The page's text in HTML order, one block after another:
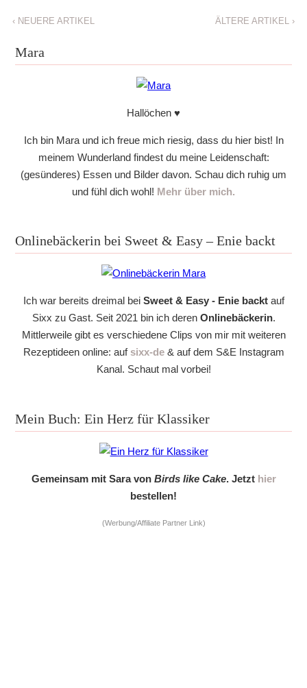
‹NEUERE ARTIKEL ÄLTERE ARTIKEL ›
Mara
Hallöchen ♥
Ich bin Mara und ich freue mich riesig, dass du hier bist! In
meinem Wunderland findest du meine Leidenschaft:
(gesünderes) Essen und Bilder davon. Schau dich ruhig um
und fühl dich wohl! Mehr über mich.
Onlinebäckerin bei Sweet & Easy – Enie backt
Ich war bereits dreimal bei Sweet & Easy - Enie backtauf
Sixx zu Gast. Seit 2021 bin ich deren Onlinebäckerin.
Mittlerweile gibt es verschiedene Clips von mir mit weiteren
Rezeptideen online: auf sixx-de& auf dem S&E Instagram
Kanal. Schaut mal vorbei!
Mein Buch: Ein Herz für Klassiker
Gemeinsam mit Sara von Birds like Cake. Jetzt hier
bestellen!
(Werbung/Affiliate Partner Link)